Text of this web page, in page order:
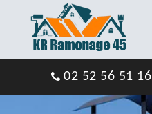
02 52 56 51 16